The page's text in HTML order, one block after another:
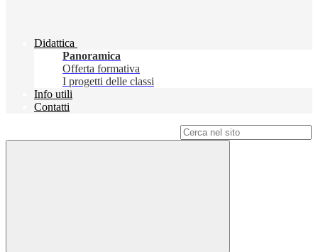
Didattica
Panoramica
Offerta formativa
I progetti delle classi
Info utili
Contatti